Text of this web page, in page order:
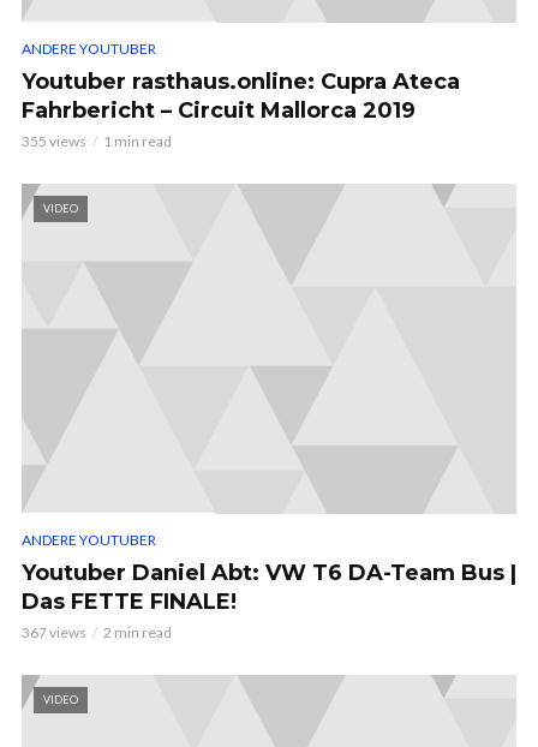
ANDERE YOUTUBER
Youtuber rasthaus.online: Cupra Ateca
Fahrbericht – Circuit Mallorca 2019
355 views 1 min read
VIDEO
ANDERE YOUTUBER
Youtuber Daniel Abt: VW T6 DA-Team Bus |
Das FETTE FINALE!
367 views 2 min read
VIDEO